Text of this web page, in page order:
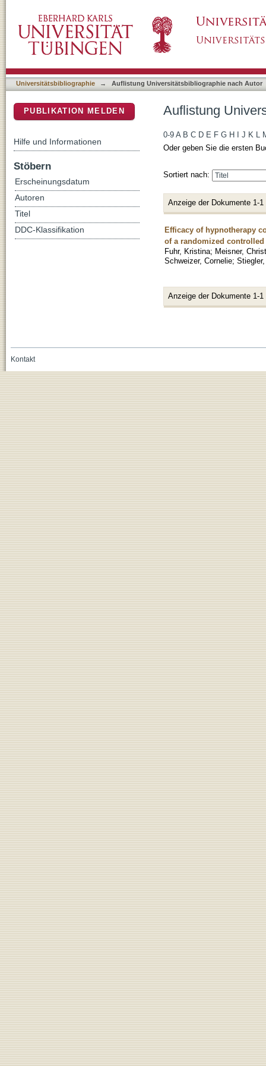
Universitätsbibliographie → Auflistung Universitätsbibliographie nach Autor
Auflistung
0-9 A B C D E F G H J K L
Oder geben Sie die ersten
Sortiert nach:
Anzeige der Dokumente 1-1
Efficacy of hypnotherapy
of a randomized
Fuhr, Kristina; Meisner,
Schweizer, Cornelie;
Anzeige der Dokumente 1-1
PUBLIKATION MELDEN
Hilfe und Informationen
Stöbern
Erscheinungsdatum
Autoren
Titel
DDC-Klassifikation
Kontakt